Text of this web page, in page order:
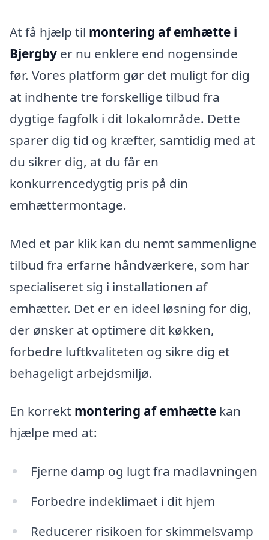
At få hjælp til montering af emhætte i
Bjergby er nu enklere end nogensinde
før. Vores platform gør det muligt for dig
at indhente tre forskellige tilbud fra
dygtige fagfolk i dit lokalområde. Dette
sparer dig tid og kræfter, samtidig med at
du sikrer dig, at du får en
konkurrencedygtig pris på din
emhættermontage.
Med et par klik kan du nemt sammenligne
tilbud fra erfarne håndværkere, som har
specialiseret sig i installationen af
emhætter. Det er en ideel løsning for dig,
der ønsker at optimere dit køkken,
forbedre luftkvaliteten og sikre dig et
behageligt arbejdsmiljø.
En korrekt montering af emhætte kan
hjælpe med at:
Fjerne damp og lugt fra madlavningen
Forbedre indeklimaet i dit hjem
Reducerer risikoen for skimmelsvamp